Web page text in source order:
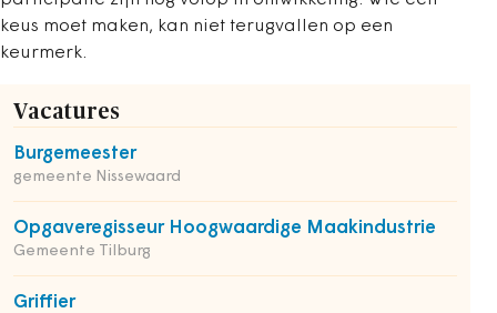
keus moet maken, kan niet terugvallen op een
keurmerk.
Vacatures
Burgemeester
gemeente Nissewaard
Opgaveregisseur Hoogwaardige Maakindustrie
Gemeente Tilburg
Griffier